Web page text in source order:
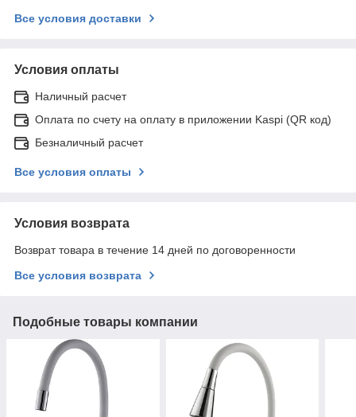
Все условия доставки
Условия оплаты
Наличный расчет
Оплата по счету на оплату в приложении Kaspi (QR код)
Безналичный расчет
Все условия оплаты
Условия возврата
Возврат товара в течение 14 дней по договоренности
Все условия возврата
Подобные товары компании